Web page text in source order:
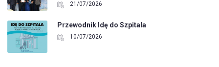
21/07/2026
Przewodnik Idę do Szpitala
10/07/2026